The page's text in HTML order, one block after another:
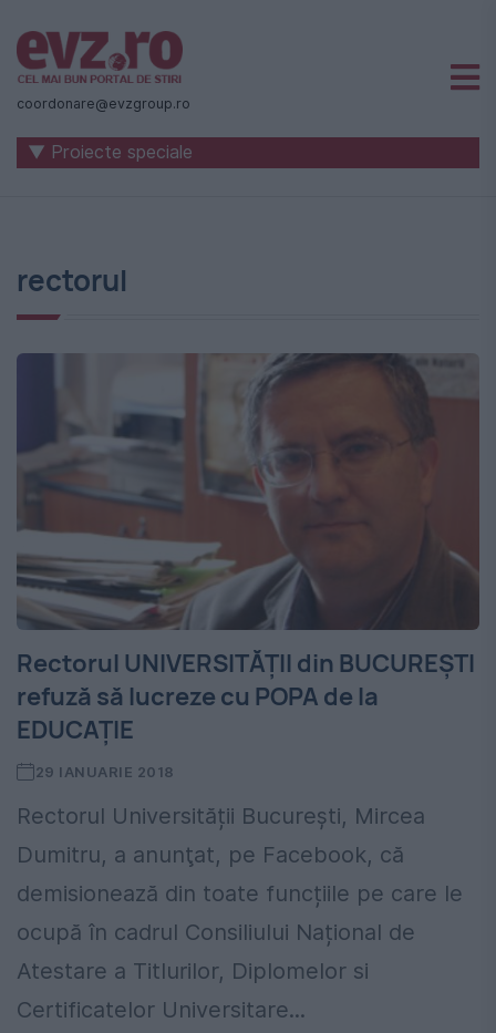
Știri
naționale
internaționale
-
Evenimentul
Zilei
coordonare@evzgroup.ro
▼ Proiecte speciale
rectorul
Rectorul UNIVERSITĂȚII din BUCUREȘTI
refuză să lucreze cu POPA de la
EDUCAȚIE
29 IANUARIE 2018
Rectorul Universității București, Mircea
Dumitru, a anunţat, pe Facebook, că
demisionează din toate funcțiile pe care le
ocupă în cadrul Consiliului Național de
Atestare a Titlurilor, Diplomelor si
Certificatelor Universitare...